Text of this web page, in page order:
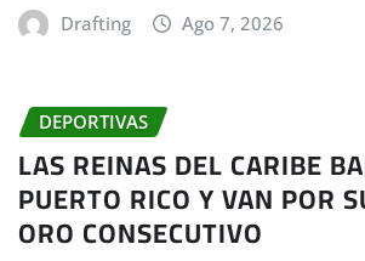
Drafting Ago 7, 2026
DEPORTIVAS
LAS REINAS DEL CARIBE
PUERTO RICO Y VAN POR
ORO CONSECUTIVO